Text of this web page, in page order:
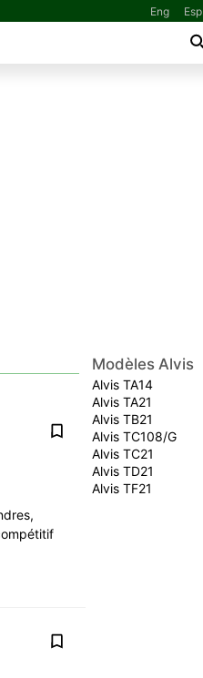
Eng Esp
Modèles Alvis
Alvis TA14
Alvis TA21
Alvis TB21
Alvis TC108/G
Alvis TC21
Alvis TD21
Alvis TF21